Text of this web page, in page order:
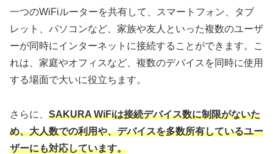
一つのWiFiルーターを共有して、スマートフォン、タブ
レット、パソコンなど、家族や友人といった複数のユーザ
ーが同時にインターネットに接続することができます。こ
れは、家庭やオフィスなど、複数のデバイスを同時に使用
する場面で大いに役立ちます。
さらに、 SAKURA WiFiは接続デバイス数に制限がないた
め、大人数での利用や、デバイスを多数所有しているユー
ザーにも対応しています。